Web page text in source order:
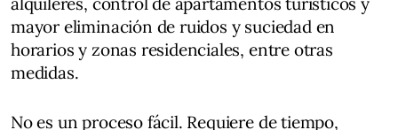
mayor eliminación de ruidos y suciedad en
horarios y zonas residenciales, entre otras
medidas.
No es un proceso fácil. Requiere de tiempo,